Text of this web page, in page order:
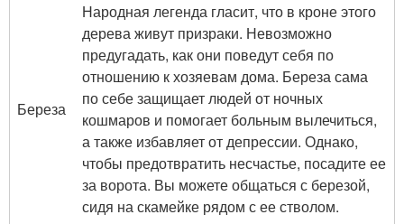
Береза
Народная легенда гласит, что в кроне этого
дерева живут призраки. Невозможно
предугадать, как они поведут себя по
отношению к хозяевам дома. Береза ​​сама
по себе защищает людей от ночных
кошмаров и помогает больным вылечиться,
а также избавляет от депрессии. Однако,
чтобы предотвратить несчастье, посадите ее
за ворота. Вы можете общаться с березой,
сидя на скамейке рядом с ее стволом.